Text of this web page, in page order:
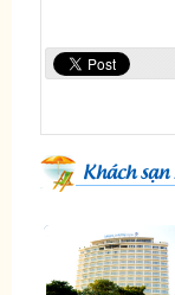
Khách sạn